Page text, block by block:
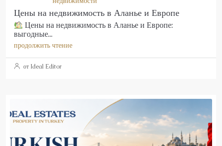
Цены на недвижимость в Аланье и Европе
Цены на недвижимость в Аланье и Европе:
выгодные...
продолжить чтение
от Ideal Editor